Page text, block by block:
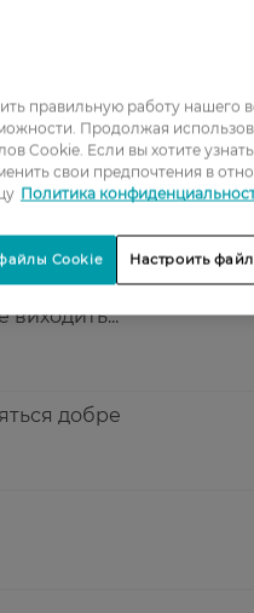
виходить...
добре
правильную работу нашего
Продолжая
Cookie. Если вы хотите
свои предпочтения в
Политика
Настроить
Cookie